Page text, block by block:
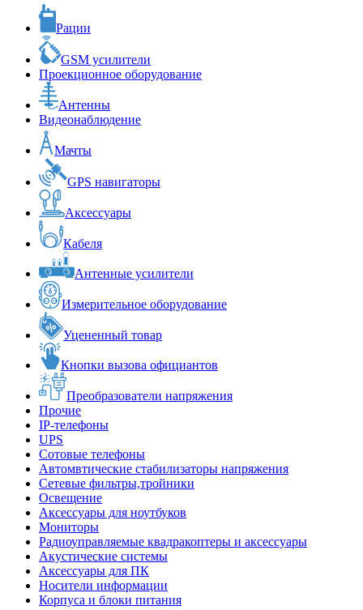
Рации
GSM усилители
Проекционное оборудование
Антенны
Видеонаблюдение
Мачты
GPS навигаторы
Аксессуары
Кабеля
Антенные усилители
Измерительное оборудование
Уцененный товар
Кнопки вызова официантов
Преобразователи напряжения
Прочие
IP-телефоны
UPS
Сотовые телефоны
Автомвтические стабилизаторы напряжения
Сетевые фильтры,тройники
Освещение
Аксессуары для ноутбуков
Мониторы
Радиоуправляемые квадракоптеры и аксессуары
Акустические системы
Аксессуары для ПК
Носители информации
Корпуса и блоки питания